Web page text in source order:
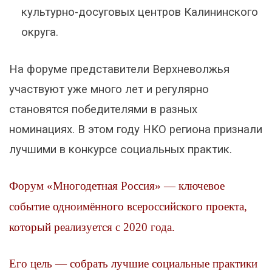
культурно-досуговых центров Калининского
округа.
На форуме представители Верхневолжья
участвуют уже много лет и регулярно
становятся победителями в разных
номинациях. В этом году НКО региона признали
лучшими в конкурсе социальных практик.
Форум «Многодетная Россия» — ключевое
событие одноимённого всероссийского проекта,
который реализуется с 2020 года.
Его цель — собрать лучшие социальные практики